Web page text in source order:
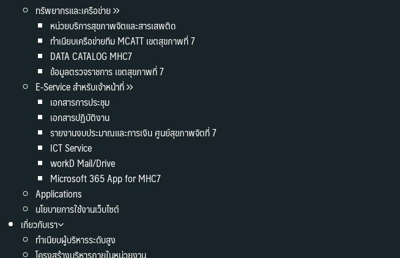
ทรัพยากรและเครือข่าย
หน่วยบริการสุขภาพจิตและสารเสพติด
ทำเนียบเครือข่ายทีม MCATT เขตสุขภาพที่ 7
DATA CATALOG MHC7
ข้อมูลตรวจราชการ เขตสุขภาพที่ 7
E-Service สำหรับเจ้าหน้าที่
เอกสารการประชุม
เอกสารปฏิบัติงาน
รายงานงบประมาณและการเงิน ศูนย์สุขภาพจิตที่ 7
ICT Service
workD Mail/Drive
Microsoft 365 App for MHC7
Applications
นโยบายการใช้งานเว็บไซต์
เกี่ยวกับเรา
ทำเนียบผู้บริหารระดับสูง
โครงสร้างบริหารภายในหน่วยงาน